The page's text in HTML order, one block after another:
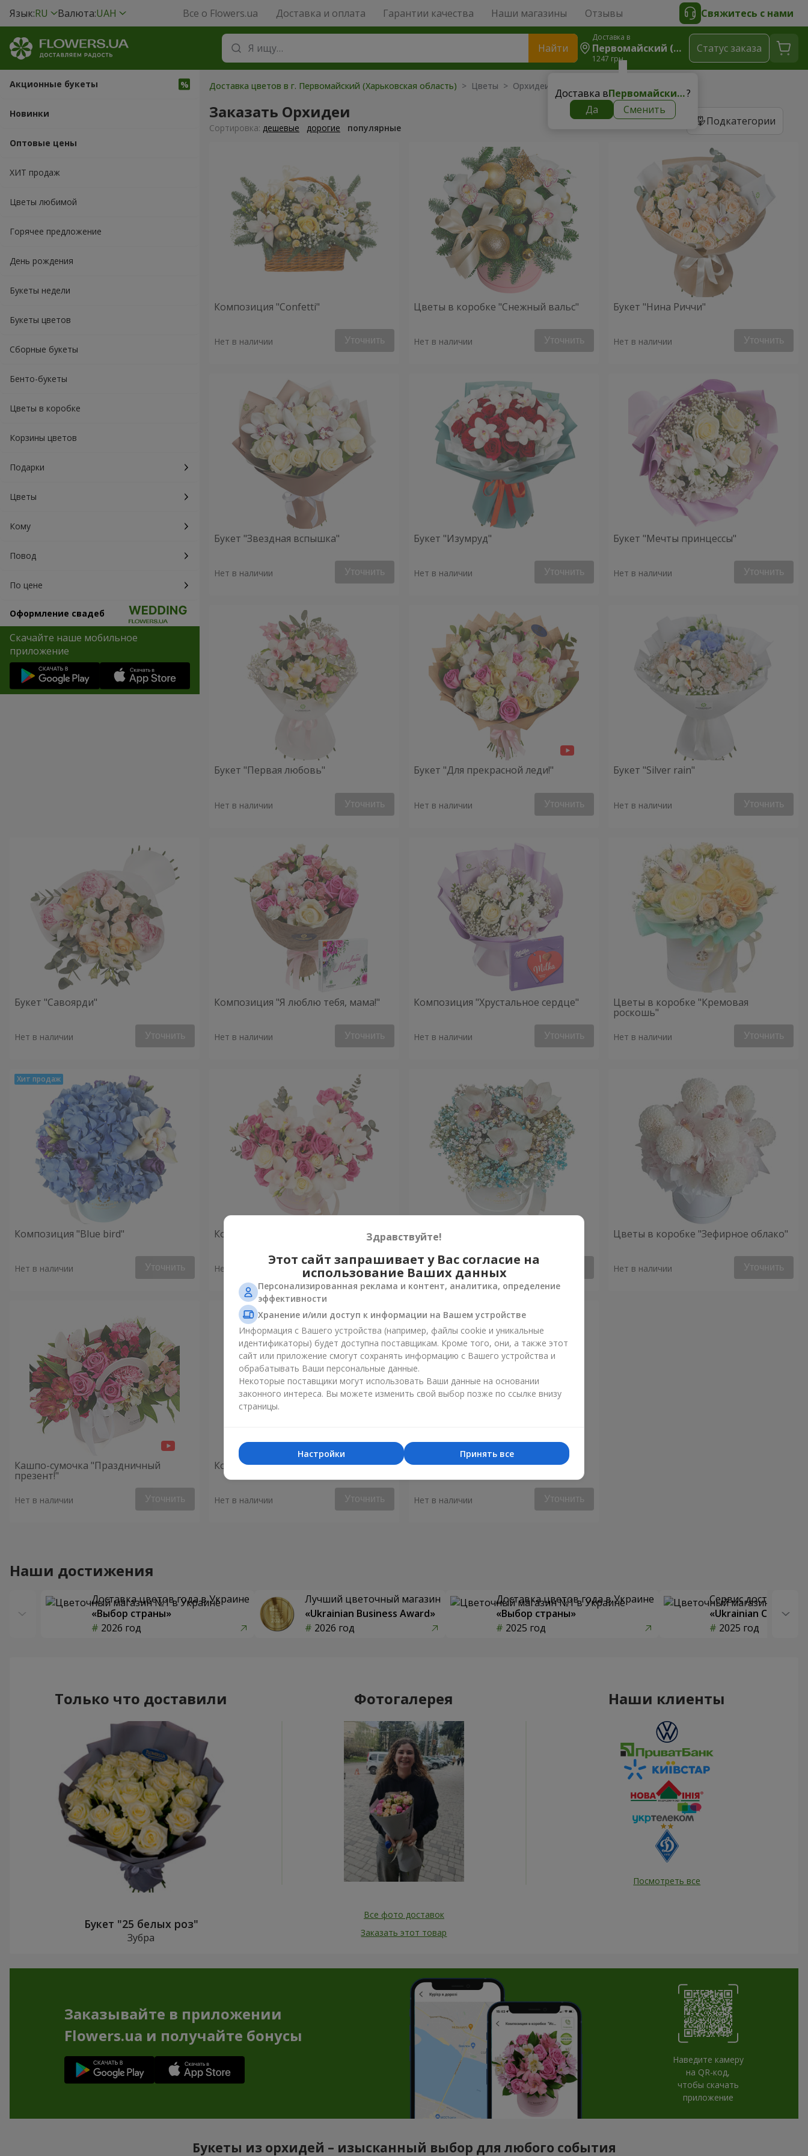
Язык:RU Валюта:UAH Все о Flowers.ua Доставка и оплата Гарантии качества Наши магазины Отзывы Свяжитесь с нами
Найти
Доставка в
Первомайский (Харьковская Область)
1247 грн
Доставка в Первомайский (Харьковская область)?
Да
Сменить
Cтатус заказа
Акционные букеты
Новинки
Оптовые цены
ХИТ продаж
Цветы любимой
Горячее предложение
День рождения
Букеты недели
Букеты цветов
Сборные букеты
Бенто-букеты
Цветы в коробке
Корзины цветов
Подарки
Цветы
Кому
Повод
По цене
Оформление свадеб
Скачайте наше мобильное
приложение
Доставка цветов в г. Первомайский (Харьковская область) > Цветы > Орхидеи
Заказать Орхидеи Подкатегории
Cортировка: дешевые дорогие популярные
Композиция "Confetti"
Нет в наличии Уточнить
Цветы в коробке "Снежный вальс"
Нет в наличии Уточнить
Букет "Нина Риччи"
Нет в наличии Уточнить
Букет "Звездная вспышка"
Нет в наличии Уточнить
Букет "Изумруд"
Нет в наличии Уточнить
Букет "Мечты принцессы"
Нет в наличии Уточнить
Букет "Первая любовь"
Нет в наличии Уточнить
Букет "Для прекрасной леди!"
Нет в наличии Уточнить
Букет "Silver rain"
Нет в наличии Уточнить
Букет "Савоярди"
Нет в наличии Уточнить
Композиция "Я люблю тебя, мама!"
Нет в наличии Уточнить
Композиция "Хрустальное сердце"
Нет в наличии Уточнить
Цветы в коробке "Кремовая
роскошь"
Нет в наличии Уточнить
Композиция "Blue bird"
Нет в наличии Уточнить
Композиция "Квитка Цисык"
Нет в наличии Уточнить
Цветы в коробке "Радужное
настроение"
Нет в наличии
Цветы в коробке "Зефирное облако"
Нет в наличии Уточнить
Кашпо-сумочка "Праздничный
презент!"
Нет в наличии Уточнить
Композиция "Монако"
Нет в наличии Уточнить
Композиция "Биение сердца"
Нет в наличии Уточнить
Наши достижения
Доставка цветов года в Украине
«Выбор страны»
2026 год
Лучший цветочный магазин
«Ukrainian Business Award»
2026 год
Доставка цветов года в Украине
«Выбор страны»
2025 год
Сервис доставки
«Ukrainian Choice»
2025 год
Только что доставили
Букет "25 белых роз"
Зубра
Фотогалерея
Все фото доставок
Заказать этот товар
Наши клиенты
Посмотреть все
Заказывайте в приложении
Flowers.ua и получайте бонусы
Наведите камеру
на QR-код,
чтобы скачать
приложение
Букеты из орхидей – изысканный выбор для любого события
Здравствуйте!
Этот сайт запрашивает у Вас согласие на
использование Ваших данных
Персонализированная реклама и контент, аналитика, определение
эффективности
Хранение и/или доступ к информации на Вашем устройстве
Информация с Вашего устройства (например, файлы cookie и уникальные
идентификаторы) будет доступна поставщикам. Кроме того, они, а также этот
сайт или приложение смогут сохранять информацию с Вашего устройства и
обрабатывать Ваши персональные данные.
Некоторые поставщики могут использовать Ваши данные на основании
законного интереса. Вы можете изменить свой выбор позже по ссылке внизу
страницы.
Принять все
Настройки